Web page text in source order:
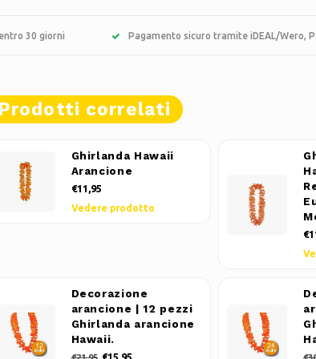
30 giorni Pagamento sicuro tramite iDEAL/Wero,
Prodotti correlati
Ghirlanda Hawaii
Arancione
€11,95
Vedere prodotto
Decorazione
arancione | 12 pezzi
Ghirlanda arancione
Hawaii.
€15,95